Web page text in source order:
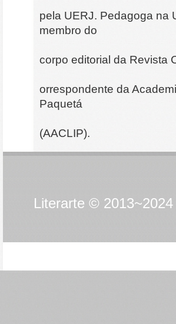
pela UERJ. Pedagoga na
membro do
corpo editorial da Revista
orrespondente da
Paquetá
(AACLIP).
Literarte © 2013~2024